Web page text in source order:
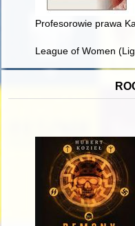
Profesorowie prawa
League of Women